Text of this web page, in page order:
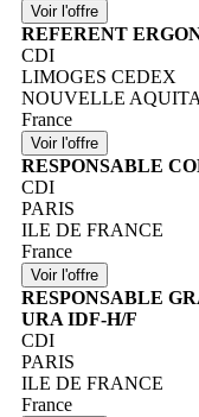
REFERENT
CDI
LIMOGES CEDEX
NOUVELLE
France
RESPONSABLE
CDI
PARIS
ILE DE FRANCE
France
RESPONSABLE
URA IDF-H/F
CDI
PARIS
ILE DE FRANCE
France